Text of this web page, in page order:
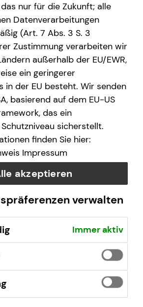
dich in einem persönlichen
Karrieremöglichkeiten bei tecis.
Kontaktformular für deine
und ich melde mich
3
nur für die Zukunft; alle
Datenverarbeitungen
(Art. 7 Abs. 3 S. 3
Zustimmung verarbeiten wir
außerhalb der EU/EWR,
ein geringerer
in der EU besteht. Wir senden
basierend auf dem EU-US
das ein
sicherstellt.
finden Sie hier:
Impressum
akzeptieren
verwalten
Immer aktiv